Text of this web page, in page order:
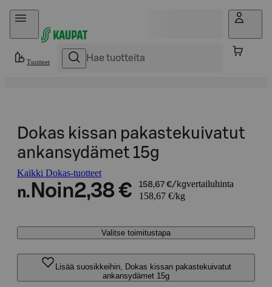
Hyppää sisältöön
Tuotteet
Dokas kissan pakastekuivatut
ankansydämet 15g
Kaikki Dokas-tuotteet
n. Noin2,38 € 158,67 €/kgvertailuhinta
158,67 €/kg
Valitse toimitustapa
Lisää suosikkeihin, Dokas kissan pakastekuivatut
ankansydämet 15g